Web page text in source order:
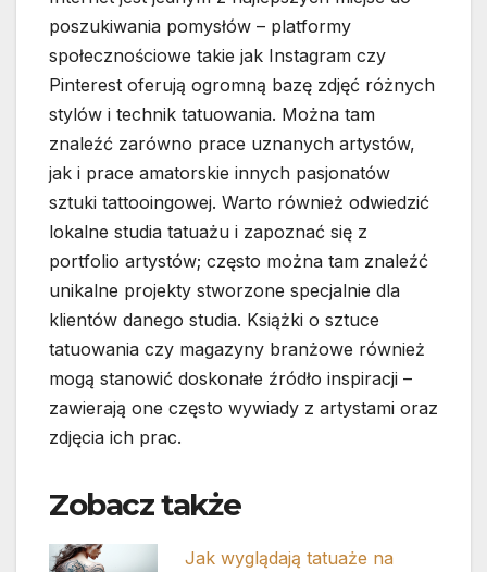
poszukiwania pomysłów – platformy
społecznościowe takie jak Instagram czy
Pinterest oferują ogromną bazę zdjęć różnych
stylów i technik tatuowania. Można tam
znaleźć zarówno prace uznanych artystów,
jak i prace amatorskie innych pasjonatów
sztuki tattooingowej. Warto również odwiedzić
lokalne studia tatuażu i zapoznać się z
portfolio artystów; często można tam znaleźć
unikalne projekty stworzone specjalnie dla
klientów danego studia. Książki o sztuce
tatuowania czy magazyny branżowe również
mogą stanowić doskonałe źródło inspiracji –
zawierają one często wywiady z artystami oraz
zdjęcia ich prac.
Zobacz także
Jak wyglądają tatuaże na